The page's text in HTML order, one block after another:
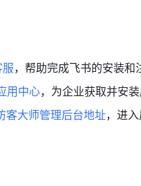
服，帮助完成飞书的安装和
用中心，为企业获取并安装
客大师管理后台地址，进